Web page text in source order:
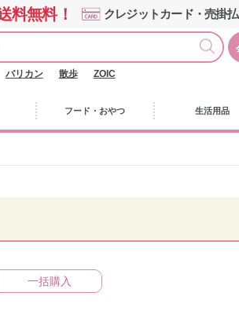
料無料！ クレジットカード・売掛
バリカン 散歩 ZOIC
フード・おやつ 生活用品
一括購入